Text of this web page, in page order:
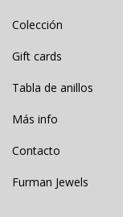
Colección
Gift cards
Tabla de anillos
Más info
Contacto
Furman Jewels